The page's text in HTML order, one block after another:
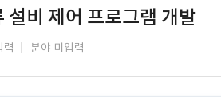
설비 제어 프로그램 개발
력 분야 미입력